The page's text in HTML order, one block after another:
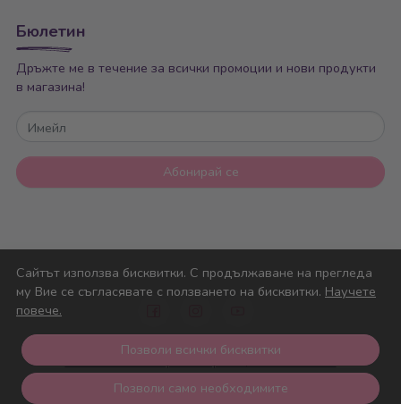
Сайтът използва бисквитки. С продължаване на прегледа
му Вие се съгласявате с ползването на бисквитки. Научете
повече.
Позволи всички бисквитки
Позволи само необходимите
Бюлетин
Дръжте ме в течение за всички промоции и нови продукти
в магазина!
Имейл
Абонирай се
© Nicolle Baby 2026
Решение за електронна търговия на MerchantPro